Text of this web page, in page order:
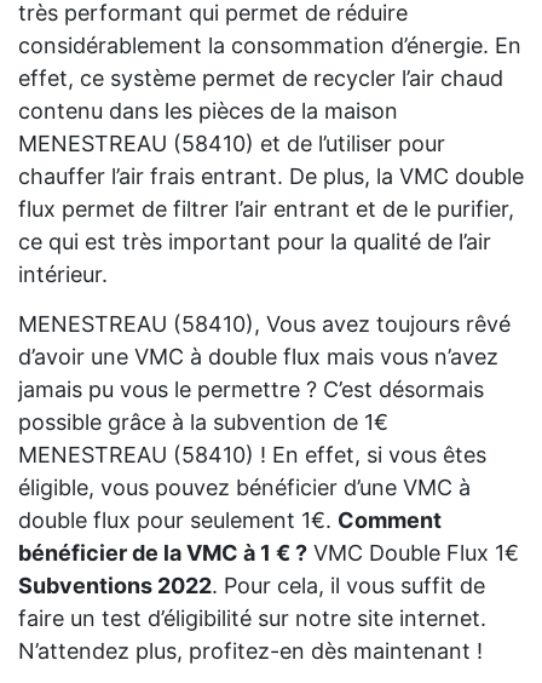
très performant qui permet de réduire
considérablement la consommation d’énergie. En
effet, ce système permet de recycler l’air chaud
contenu dans les pièces de la maison
MENESTREAU (58410) et de l’utiliser pour
chauffer l’air frais entrant. De plus, la VMC double
flux permet de filtrer l’air entrant et de le purifier,
ce qui est très important pour la qualité de l’air
intérieur.
MENESTREAU (58410), Vous avez toujours rêvé
d’avoir une VMC à double flux mais vous n’avez
jamais pu vous le permettre ? C’est désormais
possible grâce à la subvention de 1€
MENESTREAU (58410) ! En effet, si vous êtes
éligible, vous pouvez bénéficier d’une VMC à
double flux pour seulement 1€. Comment
bénéficier de la VMC à 1 € ? VMC Double Flux 1€
Subventions 2022. Pour cela, il vous suffit de
faire un test d’éligibilité sur notre site internet.
N’attendez plus, profitez-en dès maintenant !